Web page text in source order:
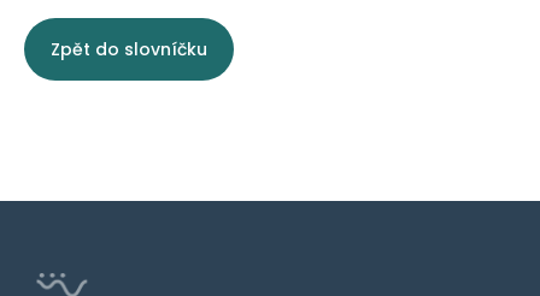
Zpět do slovníčku